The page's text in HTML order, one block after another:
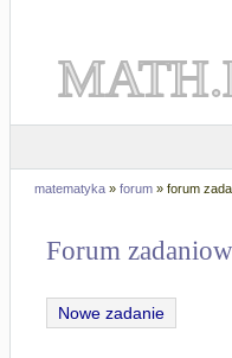
matematyka » forum » forum
Forum
Nowe zadanie